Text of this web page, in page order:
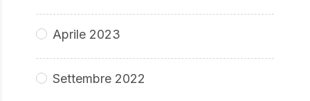
Aprile 2023
Settembre 2022